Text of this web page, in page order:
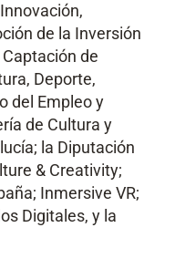
de la Inversión
de
Deporte,
del Empleo y
de Cultura y
la Diputación
& Creativity;
Inmersive VR;
Digitales, y la